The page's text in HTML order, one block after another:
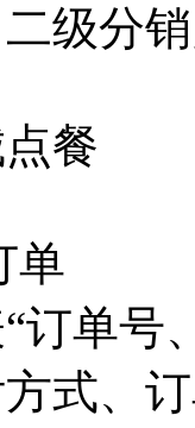
级分
餐
单
订单号
式、